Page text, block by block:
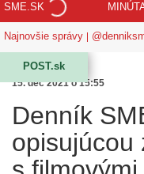
SME.SK
Najnovšie správy
POST.sk
15. dec 2021 o 15:55
Denník
opisujúcou